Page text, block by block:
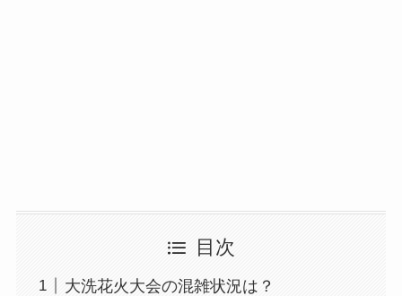
目次
大洗花火大会の混雑状況は？